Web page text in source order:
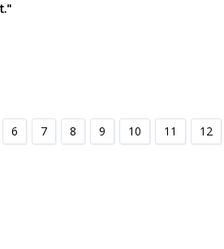
6 7 8 9 10 11 12